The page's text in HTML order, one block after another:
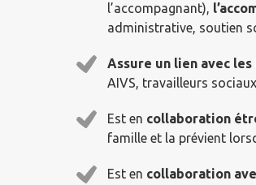
l’accompagnant),
administrative, soutien
Assure un lien avec
AIVS, travailleurs
Est en collaboration
famille et la prévient
Est en collaboration